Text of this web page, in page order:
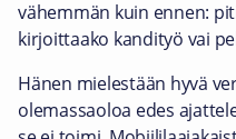
vähemmän kuin ennen:
kirjoittaako kandityö vai
Hänen mielestään hyvä
olemassaoloa edes